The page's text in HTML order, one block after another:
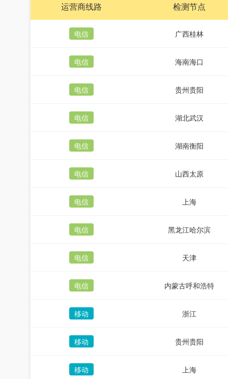
运营商线路 检测节点
电信 广西桂林
电信 海南海口
电信 贵州贵阳
电信 湖北武汉
电信 湖南衡阳
电信 山西太原
电信 上海
电信 黑龙江哈尔滨
电信 天津
电信 内蒙古呼和浩特
移动 浙江
移动 贵州贵阳
移动 上海